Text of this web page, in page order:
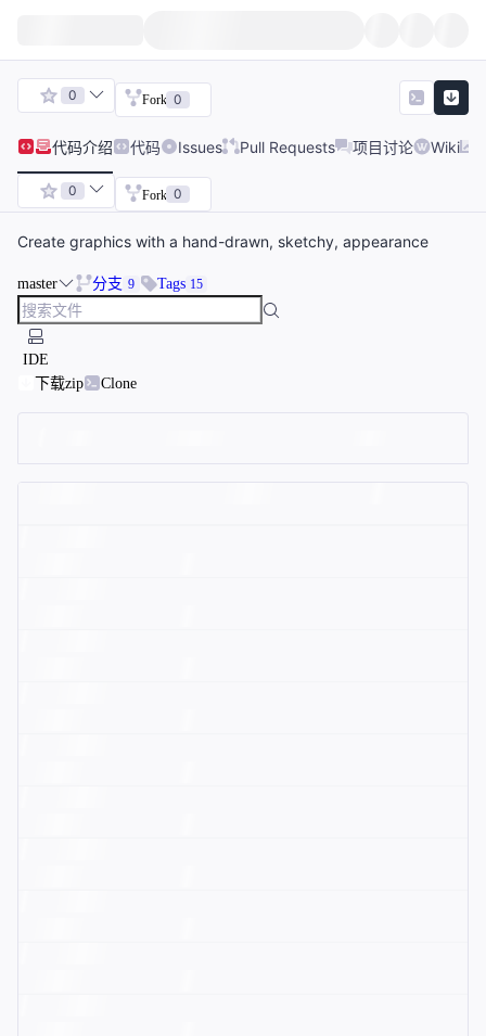
0 Fork 0
代码介绍 代码 Issues Pull Requests 项目讨论 Wiki
0 Fork 0
Create graphics with a hand-drawn, sketchy, appearance
master 分支 9 Tags 15
IDE
下载zip
Clone